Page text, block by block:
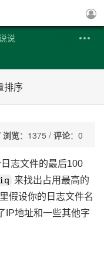
说
排序
浏览：1375 / 评论：0
志文件的最后100
来找出占用最高的
假设你的日志文件名
IP地址和一些其他字